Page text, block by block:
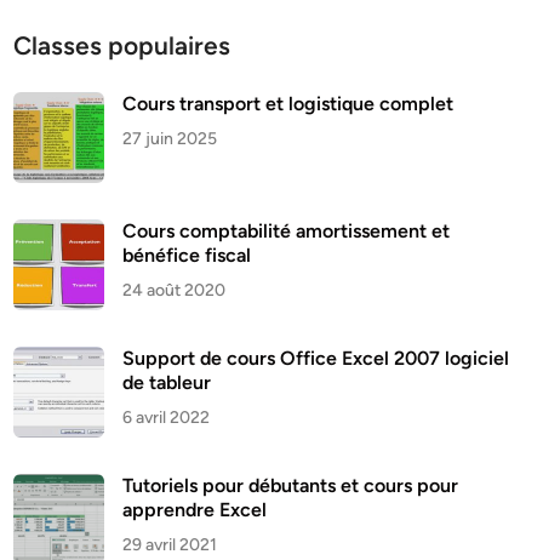
Classes populaires
Cours transport et logistique complet
27 juin 2025
Cours comptabilité amortissement et
bénéfice fiscal
24 août 2020
Support de cours Office Excel 2007 logiciel
de tableur
6 avril 2022
Tutoriels pour débutants et cours pour
apprendre Excel
29 avril 2021